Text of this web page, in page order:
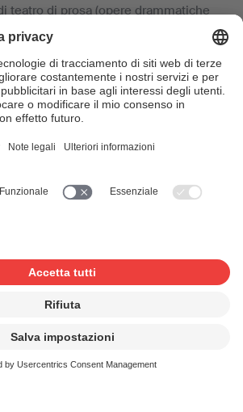
teatro di prosa (opere drammatiche
musicali o musica di
solitamente corrisponde a una
l’indennità viene calcolata sulla
della manifestazione
spese di viaggio e di soggiorno,
dell’indennità dipende dal
della manifestazione e dalle opere
utilizzate. Trovate maggiori dettagli
degli elenchi della